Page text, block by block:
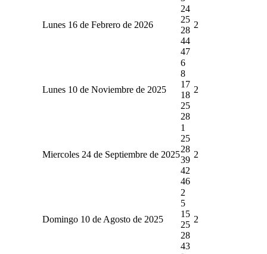
Lunes 16 de Febrero de 2026
24
25
28
44
47
2
Lunes 10 de Noviembre de 2025
6
8
17
18
25
28
2
Miercoles 24 de Septiembre de 2025
1
25
28
39
42
46
2
Domingo 10 de Agosto de 2025
2
5
15
25
28
43
2